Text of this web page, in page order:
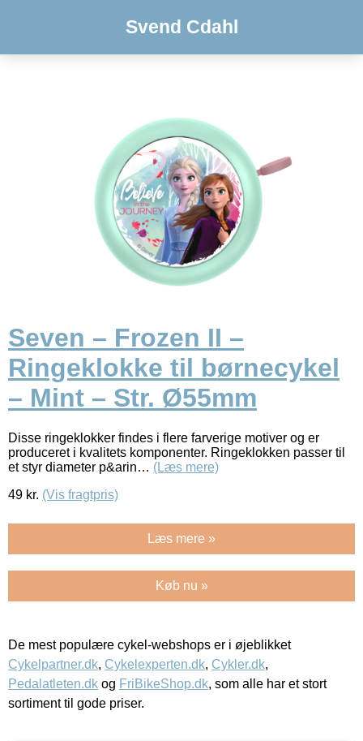
Svend Cdahl
Seven – Frozen II –
Ringeklokke til børnecykel
– Mint – Str. Ø55mm
Disse ringeklokker findes i flere farverige motiver og er
produceret i kvalitets komponenter. Ringeklokken passer til
et styr diameter p&arin… (Læs mere)
49 kr. (Vis fragtpris)
Læs mere »
Køb nu »
De mest populære cykel-webshops er i øjeblikket
Cykelpartner.dk, Cykelexperten.dk, Cykler.dk,
Pedalatleten.dk og FriBikeShop.dk, som alle har et stort
sortiment til gode priser.